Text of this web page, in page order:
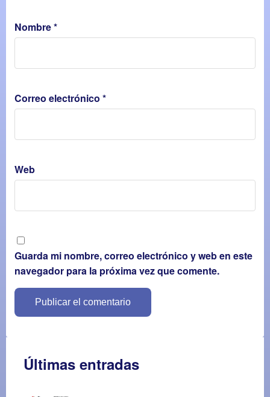
Nombre*
Correo electrónico *
Web
Guarda mi nombre, correo electrónico y web en este
navegador para la próxima vez que comente.
Últimas entradas